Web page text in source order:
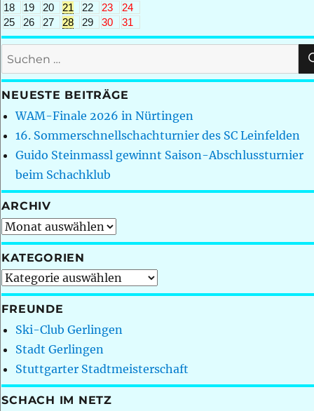
18
19 20 21 22 23
24
25
26 27 28 29 30 31
Suchen
nach:
NEUESTE BEITRÄGE
WAM-Finale 2026 in Nürtingen
16. Sommerschnellschachturnier des SC Leinfelden
Guido Steinmassl gewinnt Saison-Abschlussturnier
beim Schachklub
ARCHIV
Archiv
KATEGORIEN
Kategorien
FREUNDE
Ski-Club Gerlingen
Stadt Gerlingen
Stuttgarter Stadtmeisterschaft
SCHACH IM NETZ